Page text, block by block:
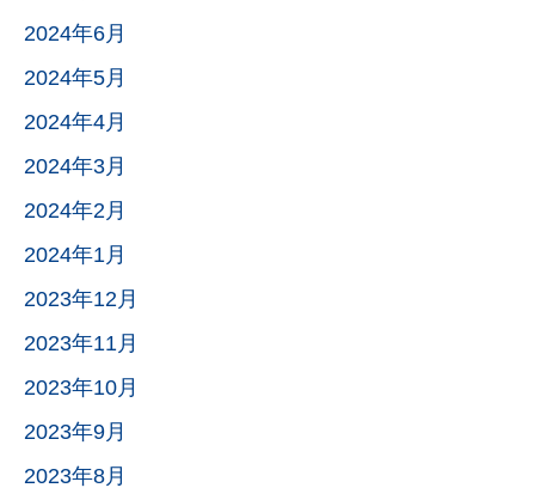
2024年6月
2024年5月
2024年4月
2024年3月
2024年2月
2024年1月
2023年12月
2023年11月
2023年10月
2023年9月
2023年8月